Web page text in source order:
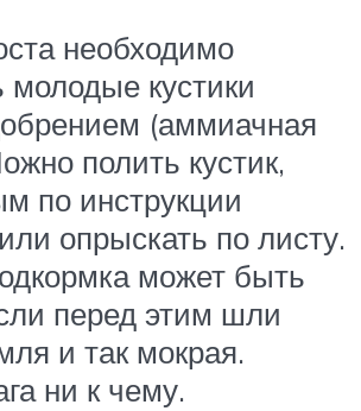
необходимо
молодые кустики
(аммиачная
полить кустик,
по инструкции
опрыскать по листу.
может быть
перед этим шли
и так мокрая.
ни к чему.